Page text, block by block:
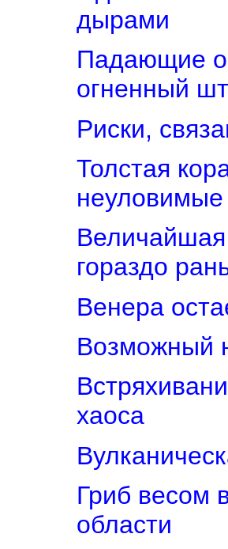
дырами
Падающие
огненный
Риски,
Толстая
Величайшая
гораздо
Венера
Возможный
хаоса
Гриб весом
области